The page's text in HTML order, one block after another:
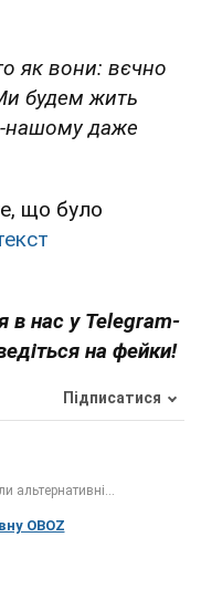
як вони: вєчно
будем жить
нашому даже
що було
в нас у Telegram-
на фейки!
Підписатися
альтернативні...
OBOZ